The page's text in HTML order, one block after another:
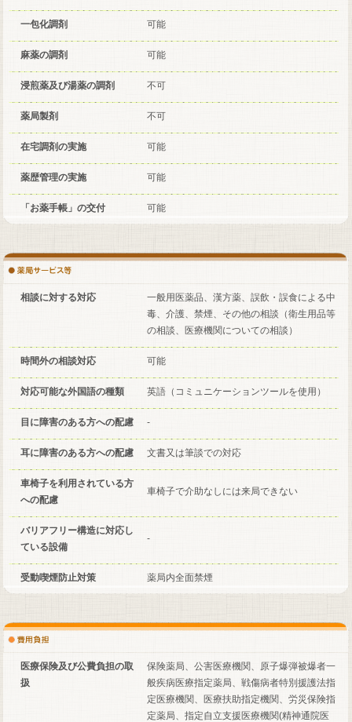
一包化調剤 可能
麻薬の調剤 可能
浸煎薬及び湯薬の調剤 不可
薬局製剤 不可
在宅調剤の実施 可能
薬歴管理の実施 可能
「お薬手帳」の交付 可能
相談に対する対応
一般用医薬品、漢方薬、誤飲・誤食による中
毒、介護、禁煙、その他の相談（衛生用品等
の相談、医療機関についての相談）
時間外の相談対応 可能
対応可能な外国語の種類 英語（コミュニケーションツールを使用）
目に障害のある方への配慮 -
耳に障害のある方への配慮 文書又は筆談での対応
車椅子を利用されている方
への配慮
車椅子で介助なしには来局できない
バリアフリー構造に対応し
ている設備
-
受動喫煙防止対策 薬局内全面禁煙
医療保険及び公費負担の取
扱
保険薬局、公害医療機関、原子爆弾被爆者一
般疾病医療指定薬局、戦傷病者特別援護法指
定医療機関、医療扶助指定機関、労災保険指
定薬局、指定自立支援医療機関(精神通院医